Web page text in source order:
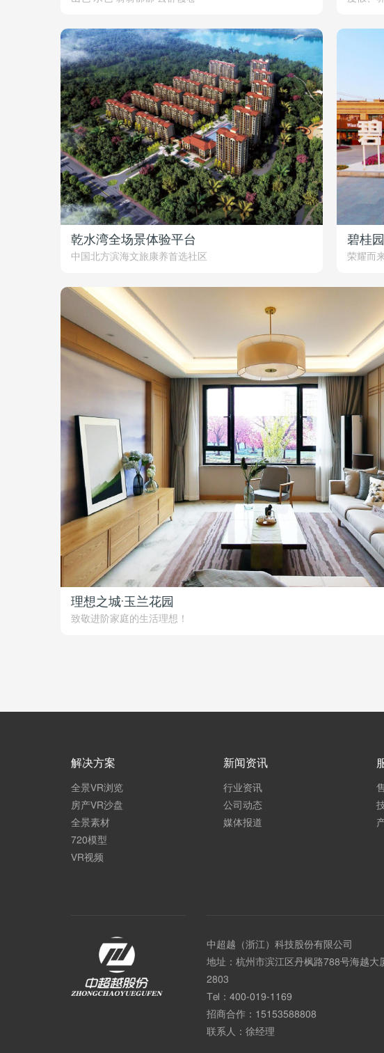
乾水湾全场景体验平台
中国北方滨海文旅康养首选社区
碧桂
荣耀而
理想之城·玉兰花园
致敬进阶家庭的生活理想！
解决方案
全景VR浏览
房产VR沙盘
全景素材
720模型
VR视频
新闻资讯
行业资讯
公司动态
媒体报道
中超越（浙江）科技股份有限公司
地址：杭州市滨江区丹枫路788号海越大
2803
Tel： 400-019-1169
招商合作： 15153588808
联系人：徐经理